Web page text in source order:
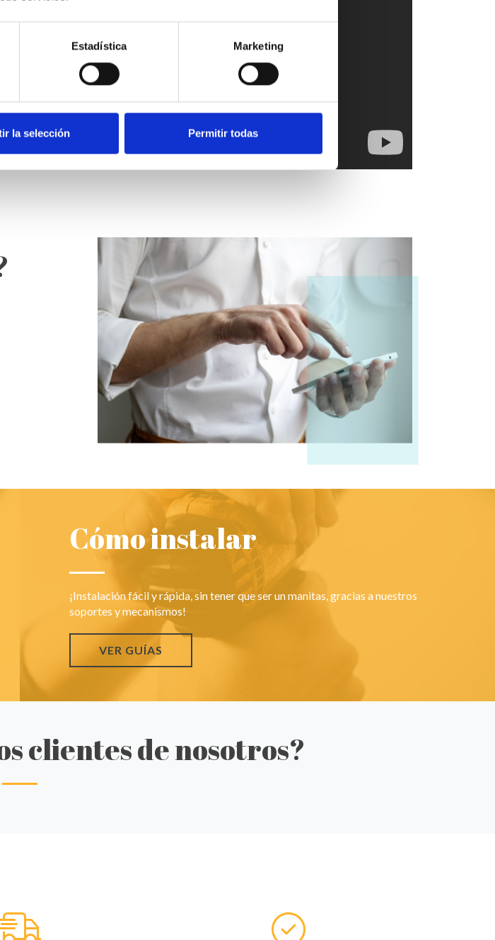
Estadística Marketing
la selección Permitir todas
Cómo instalar
¡Instalación fácil y rápida, sin tener que ser un manitas, gracias a nuestros
soportes y mecanismos!
VER GUÍAS
clientes de nosotros?